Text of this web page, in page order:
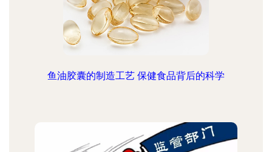
鱼油胶囊的制造工艺 保健食品背后的科学